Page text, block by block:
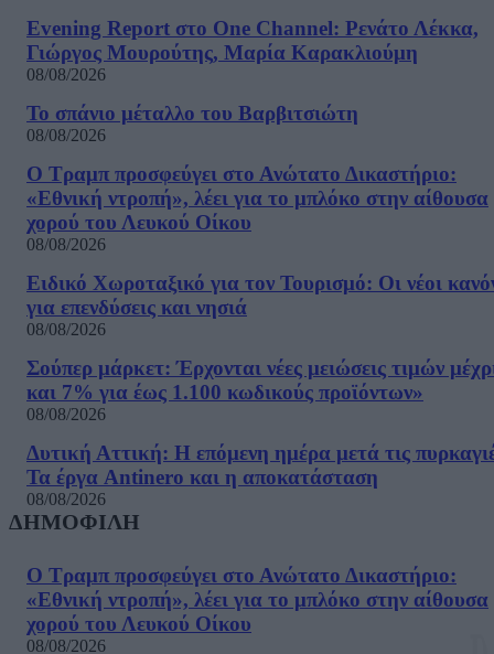
Evening Report στο One Channel: Ρενάτο Λέκκα,
Γιώργος Μουρούτης, Μαρία Καρακλιούμη
08/08/2026
Το σπάνιο μέταλλο του Βαρβιτσιώτη
08/08/2026
Ο Τραμπ προσφεύγει στο Ανώτατο Δικαστήριο:
«Εθνική ντροπή», λέει για το μπλόκο στην αίθουσα
χορού του Λευκού Οίκου
08/08/2026
Ειδικό Χωροταξικό για τον Τουρισμό: Οι νέοι
για επενδύσεις και νησιά
08/08/2026
Σούπερ μάρκετ: Έρχονται νέες μειώσεις τιμών
και 7% για έως 1.100 κωδικούς προϊόντων»
08/08/2026
Δυτική Αττική: Η επόμενη ημέρα μετά τις
Τα έργα Antinero και η αποκατάσταση
08/08/2026
ΔΗΜΟΦΙΛΗ
Ο Τραμπ προσφεύγει στο Ανώτατο Δικαστήριο:
«Εθνική ντροπή», λέει για το μπλόκο στην αίθουσα
χορού του Λευκού Οίκου
08/08/2026